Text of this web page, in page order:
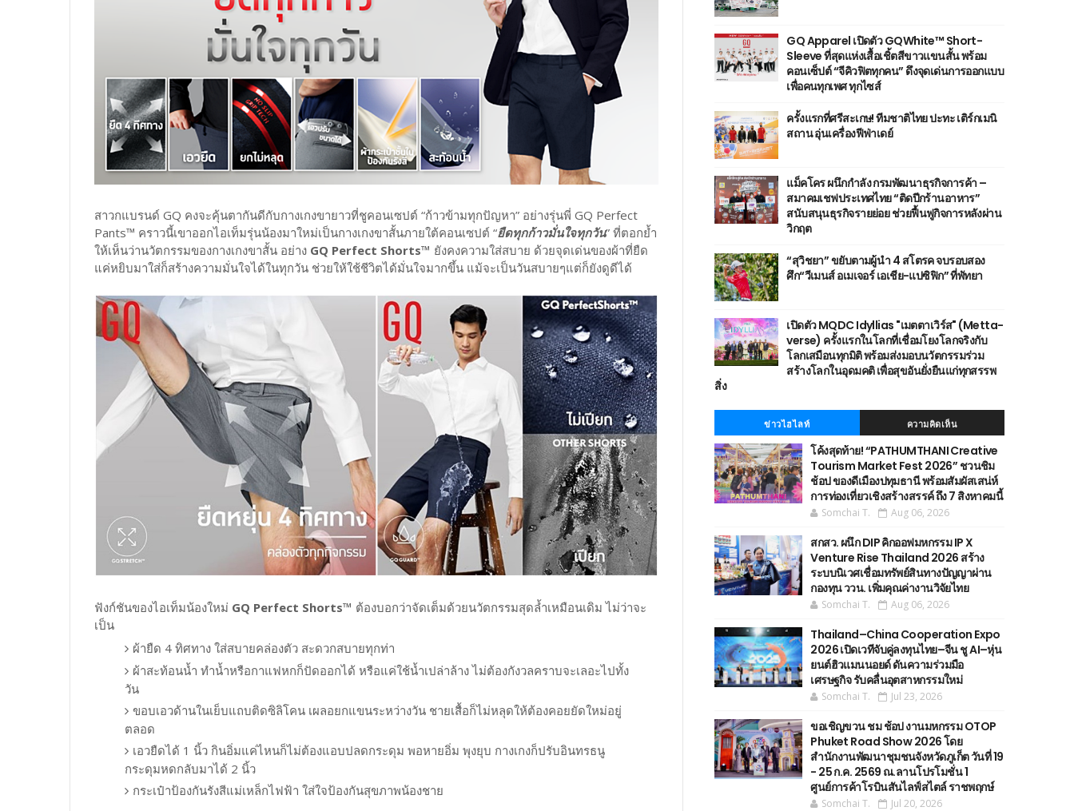
สาวกแบรนด์ GQ คงจะคุ้นตากันดีกับกางเกงขายาวที่ชูคอนเซปต์ “ก้าวข้ามทุกปัญหา” อย่างรุ่นพี่ GQ Perfect
Pants™ คราวนี้เขาออกไอเท็มรุ่นน้องมาใหม่เป็นกางเกงขาสั้นภายใต้คอนเซปต์ “ยืดทุกก้าวมั่นใจทุกวัน” ที่ตอกย้ำ
ให้เห็นว่านวัตกรรมของกางเกงขาสั้น อย่าง GQ Perfect Shorts™ ยังคงความใส่สบาย ด้วยจุดเด่นของผ้าที่ยืด
แค่หยิบมาใส่ก็สร้างความมั่นใจได้ในทุกวัน ช่วยให้ใช้ชีวิตได้มั่นใจมากขึ้น แม้จะเป็นวันสบายๆแต่ก็ยังดูดีได้
ฟังก์ชันของไอเท็มน้องใหม่ GQ Perfect Shorts™ ต้องบอกว่าจัดเต็มด้วยนวัตกรรมสุดล้ำเหมือนเดิม ไม่ว่าจะ
เป็น
ผ้ายืด 4 ทิศทาง ใส่สบายคล่องตัว สะดวกสบายทุกท่า
ผ้าสะท้อนน้ำ ทำน้ำหรือกาแฟหกก็ปัดออกได้ หรือแค่ใช้น้ำเปล่าล้าง ไม่ต้องกังวลคราบจะเลอะไปทั้ง
วัน
ขอบเอวด้านในเย็บแถบติดซิลิโคน เผลอยกแขนระหว่างวัน ชายเสื้อก็ไม่หลุดให้ต้องคอยยัดใหม่อยู่
ตลอด
เอวยืดได้ 1 นิ้ว กินอิ่มแค่ไหนก็ไม่ต้องแอบปลดกระดุม พอหายอิ่ม พุงยุบ กางเกงก็ปรับอินทรธนู
กระดุมหดกลับมาได้ 2 นิ้ว
กระเป๋าป้องกันรังสีแม่เหล็กไฟฟ้า ใส่ใจป้องกันสุขภาพน้องชาย
GQ Apparel เปิดตัว GQWhite™ Short-
Sleeve ที่สุดแห่งเสื้อเชิ้ตสีขาวแขนสั้น พร้อม
คอนเซ็ปต์ “จีคิวฟิตทุกคน” ดึงจุดเด่นการออกแบบ
เพื่อคนทุกเพศ ทุกไซส์
ครั้งแรกที่ศรีสะเกษ! ทีมชาติไทย ปะทะ เติร์กเมนิ
สถาน อุ่นเครื่องฟีฟ่าเดย์
แม็คโคร ผนึกกำลัง กรมพัฒนาธุรกิจการค้า –
สมาคมเชฟประเทศไทย “ติดปีกร้านอาหาร”
สนับสนุนธุรกิจรายย่อย ช่วยฟื้นฟูกิจการหลังผ่าน
วิกฤต
“สุวิชยา” ขยับตามผู้นำ 4 สโตรค จบรอบสอง
ศึก“วีเมนส์ อเมเจอร์ เอเชีย-แปซิฟิก” ที่พัทยา
เปิดตัว MQDC Idyllias "เมตตาเวิร์ส" (Metta-
verse) ครั้งแรกในโลกที่เชื่อมโยงโลกจริงกับ
โลกเสมือนทุกมิติ พร้อมส่งมอบนวัตกรรมร่วม
สร้างโลกในอุดมคติ เพื่อสุขอันยั่งยืนแก่ทุกสรรพ
สิ่ง
ข่าวไฮไลท์ ความคิดเห็น
โค้งสุดท้าย! “PATHUMTHANI Creative
Tourism Market Fest 2026” ชวนชิม
ช้อป ของดีเมืองปทุมธานี พร้อมสัมผัสเสน่ห์
การท่องเที่ยวเชิงสร้างสรรค์ ถึง 7 สิงหาคมนี้
Somchai T. Aug 06, 2026
สกสว. ผนึก DIP คิกออฟมหกรรม IP X
Venture Rise Thailand 2026 สร้าง
ระบบนิเวศเชื่อมทรัพย์สินทางปัญญาผ่าน
กองทุน ววน. เพิ่มคุณค่างานวิจัยไทย
Somchai T. Aug 06, 2026
Thailand–China Cooperation Expo
2026 เปิดเวทีจับคู่ลงทุนไทย–จีน ชู AI–หุ่น
ยนต์ฮิวแมนนอยด์ ดันความร่วมมือ
เศรษฐกิจ รับคลื่นอุตสาหกรรมใหม่
Somchai T. Jul 23, 2026
ขอเชิญขวน ชม ช้อป งานมหกรรม OTOP
Phuket Road Show 2026 โดย
สำนักงานพัฒนาชุมชนจังหวัดภูเก็ต วันที่ 19
- 25 ก.ค. 2569 ณ.ลานโปรโมชั่น 1
ศูนย์การค้าโรบินสันไลฟ์สไตล์ ราชพฤกษ์
Somchai T. Jul 20, 2026